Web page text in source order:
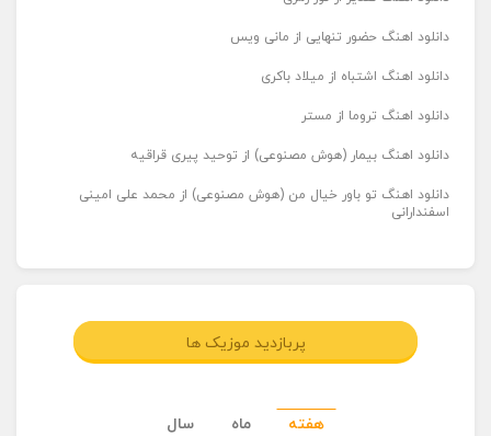
دانلود اهنگ حضور تنهایی از مانی ویس
دانلود اهنگ اشتباه از میلاد باکری
دانلود اهنگ تروما از مستر
دانلود اهنگ بیمار (هوش مصنوعی) از توحید پیری قراقیه
دانلود اهنگ تو باور خیال من (هوش مصنوعی) از محمد علی امینی
اسفندارانی
پربازدید موزیک ها
هفته ماه سال